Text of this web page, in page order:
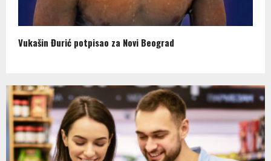
Vukašin Đurić potpisao za Novi Beograd